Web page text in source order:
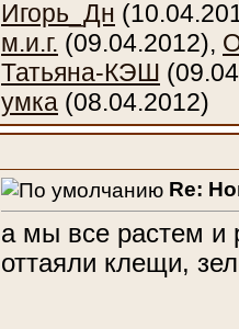
Игорь_Дн
м.и.г. (09.04.2012),
Татьяна-КЭШ
умка (08.04.2012)
Re:
а мы все растем и
оттаяли клещи,